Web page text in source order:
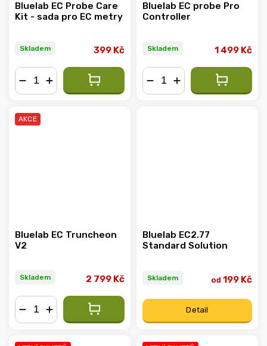
Bluelab EC Probe Care
Kit - sada pro EC metry
Skladem 399 Kč
Bluelab EC probe Pro
Controller
Skladem 1 499 Kč
AKCE
Bluelab EC Truncheon
V2
Skladem 2 799 Kč
Bluelab EC2.77
Standard Solution
Skladem od 199 Kč
Detail